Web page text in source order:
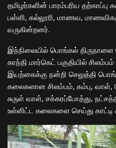
தமிழர்களின் பாரம்பரிய
பள்ளி, கல்லூரி, மாணவ,
வருகின்றனர்.
இந்நிலையில் பொங்கல் திருநாளை
காந்தி மார்கெட் பகுதியில்
இயற்கைக்கு நன்றி செலுத்தி
கலைகளான சிலம்பம், கம்பு, வாள்,
சுருள் வாள், சக்கரப்போத்து,
உள்ளிட்ட கலைகளை செய்து காட்டி